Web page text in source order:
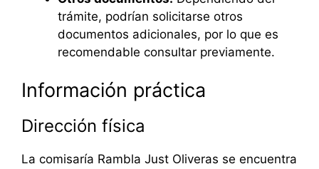
trámite, podrían solicitarse otros
documentos adicionales, por lo que es
recomendable consultar previamente.
Información práctica
Dirección física
La comisaría Rambla Just Oliveras se encuentra